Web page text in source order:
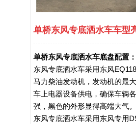
单桥东风专底洒水车车型
单桥东风专底洒水车底盘配置：
东风专底洒水车采用东风
马力柴油发动机，发动机的最
车上电器设备供电，确保车辆
强，黑色的外形显得高端大气
东风专底洒水车采用东风专用